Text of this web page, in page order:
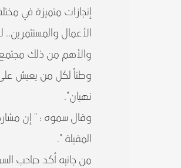
إنجازات متميزة في
الأعمال والمستثمرين..
والأهم من ذلك مجتمع
وطناً لكل من يعيش
نهيان".
وقال سموه : " إن
المقبلة ".
من جانبه أكد صاحب